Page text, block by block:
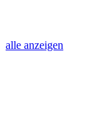
alle anzeigen